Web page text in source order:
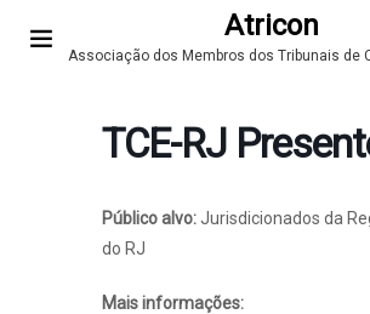
Atricon
Associação dos Membros dos Tribunais de
TCE-RJ
Público alvo:Jurisdicionados da
do RJ
Mais informações: